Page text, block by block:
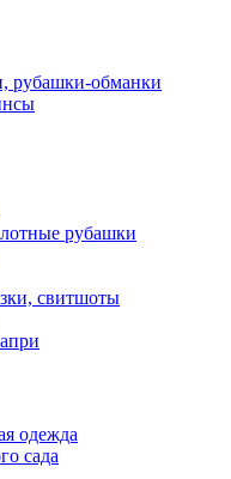
рубашки-обманки
рубашки
свитшоты
одежда
сада